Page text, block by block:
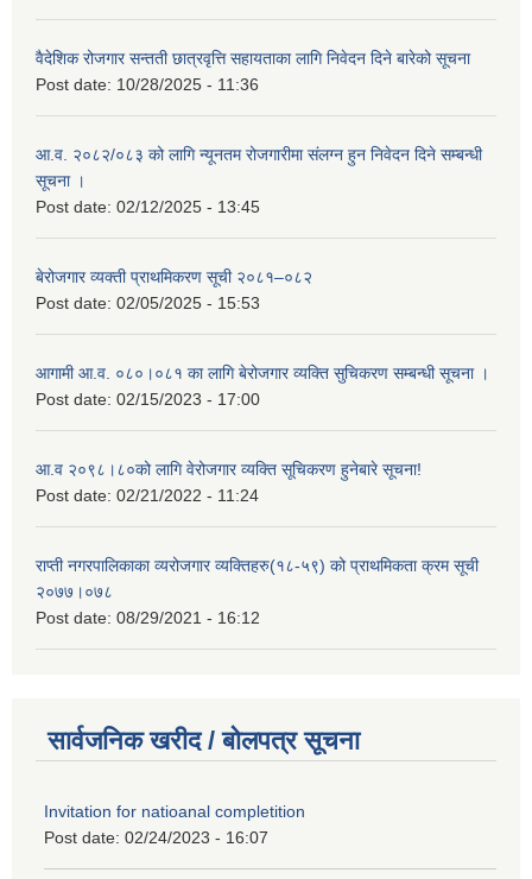
वैदेशिक रोजगार सन्तती छात्रवृत्ति सहायताका लागि निवेदन दिने बारेको सूचना
Post date: 10/28/2025 - 11:36
आ.व. २०८२/०८३ को लागि न्यूनतम रोजगारीमा संलग्न हुन निवेदन दिने सम्बन्धी
सूचना ।
Post date: 02/12/2025 - 13:45
बेरोजगार व्यक्ती प्राथमिकरण सूची २०८१–०८२
Post date: 02/05/2025 - 15:53
आगामी आ.व. ०८०।०८१ का लागि बेरोजगार व्यक्ति सुचिकरण सम्बन्धी सूचना ।
Post date: 02/15/2023 - 17:00
आ.व २०९८।८०को लागि वेरोजगार व्यक्ति सूचिकरण हुनेबारे सूचना!
Post date: 02/21/2022 - 11:24
राप्ती नगरपालिकाका व्यरोजगार व्यक्तिहरु(१८-५९) को प्राथमिकता क्रम सूची
२०७७।०७८
Post date: 08/29/2021 - 16:12
सार्वजनिक खरीद / बोलपत्र सूचना
Invitation for natioanal completition
Post date: 02/24/2023 - 16:07